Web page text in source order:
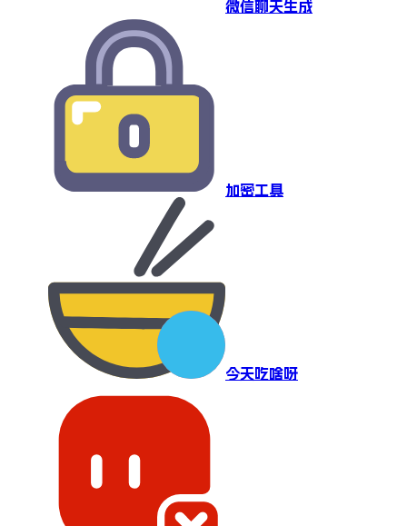
微信聊天生成
加密工具
今天吃啥呀